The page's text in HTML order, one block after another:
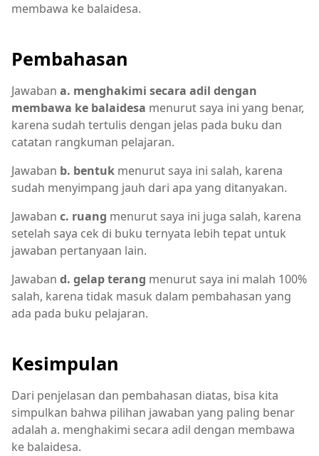
membawa ke balaidesa.
Pembahasan
Jawaban a. menghakimi secara adil dengan
membawa ke balaidesa menurut saya ini yang benar,
karena sudah tertulis dengan jelas pada buku dan
catatan rangkuman pelajaran.
Jawaban b. bentuk menurut saya ini salah, karena
sudah menyimpang jauh dari apa yang ditanyakan.
Jawaban c. ruang menurut saya ini juga salah, karena
setelah saya cek di buku ternyata lebih tepat untuk
jawaban pertanyaan lain.
Jawaban d. gelap terang menurut saya ini malah 100%
salah, karena tidak masuk dalam pembahasan yang
ada pada buku pelajaran.
Kesimpulan
Dari penjelasan dan pembahasan diatas, bisa kita
simpulkan bahwa pilihan jawaban yang paling benar
adalah a. menghakimi secara adil dengan membawa
ke balaidesa.